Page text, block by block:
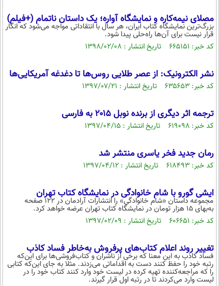
مصلای نیمه‌کاره و نمایشگاه آواره؛ یک داستان ناتمام (+فیلم)
بزرگ‌ترین نمایشگاه کتاب ایران، هر سال با انتقاداتی مواجه می‌شود که انگار
قرار نیست برای آن‌ها راه‌حلی پیدا شود.
کد خبر: ۶۶۵۱۵۱ تاریخ انتشار : ۱۳۹۸/۰۲/۰۸
نشر الکترونیک: از عصر طلایی روس‌ها تا دغدغه آمریکایی‌ها
کد خبر: ۶۳۵۶۵۳ تاریخ انتشار : ۱۳۹۷/۰۷/۲۱
ترجمه اثر دیگری از برنده نوبل ۲۰۱۵ به فارسی
کد خبر: ۶۱۹۰۹۸ تاریخ انتشار : ۱۳۹۷/۰۴/۱۵
رمان جدید فخر یاسری منتشر شد
کد خبر: ۶۱۸۴۹۳ تاریخ انتشار : ۱۳۹۷/۰۴/۱۲
ایشی‌ گورو با شام خانوادگی در نمایشگاه کتاب تهران
مجموعه داستان «شام خانوادگی» را انتشارات آرادمان در ۱۲۲ صفحه
به‌بهای ۱۵ هزار تومان در نمایشگاه کتاب تهران عرضه خواهد کرد.
کد خبر: ۶۰۶۶۵۱ تاریخ انتشار : ۱۳۹۷/۰۲/۰۹
تغییر روند اعلام کتاب‌های پرفروش به‌خاطر فساد کاذب
فساد کاذب به این معنا که برخی از ناشران و کتاب‌فروشی‌ها برای این‌که
رتبه خود را حفظ کنند دست به اقداماتی می‌زدند. مثلا به جای این‌که کتابی
را که مراجعه‌کننده تهیه کرده در لیست خود وارد کنند کتاب خود را در
لیست وارد می‌کردند تا در رتبه اول قرار گیرند.